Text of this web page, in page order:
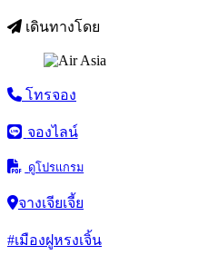
เดินทางโดย
โทรจอง
จองไลน์
ดูโปรแกรม
จางเจียเจี้ย
#เมืองฝูหรงเจิ้น